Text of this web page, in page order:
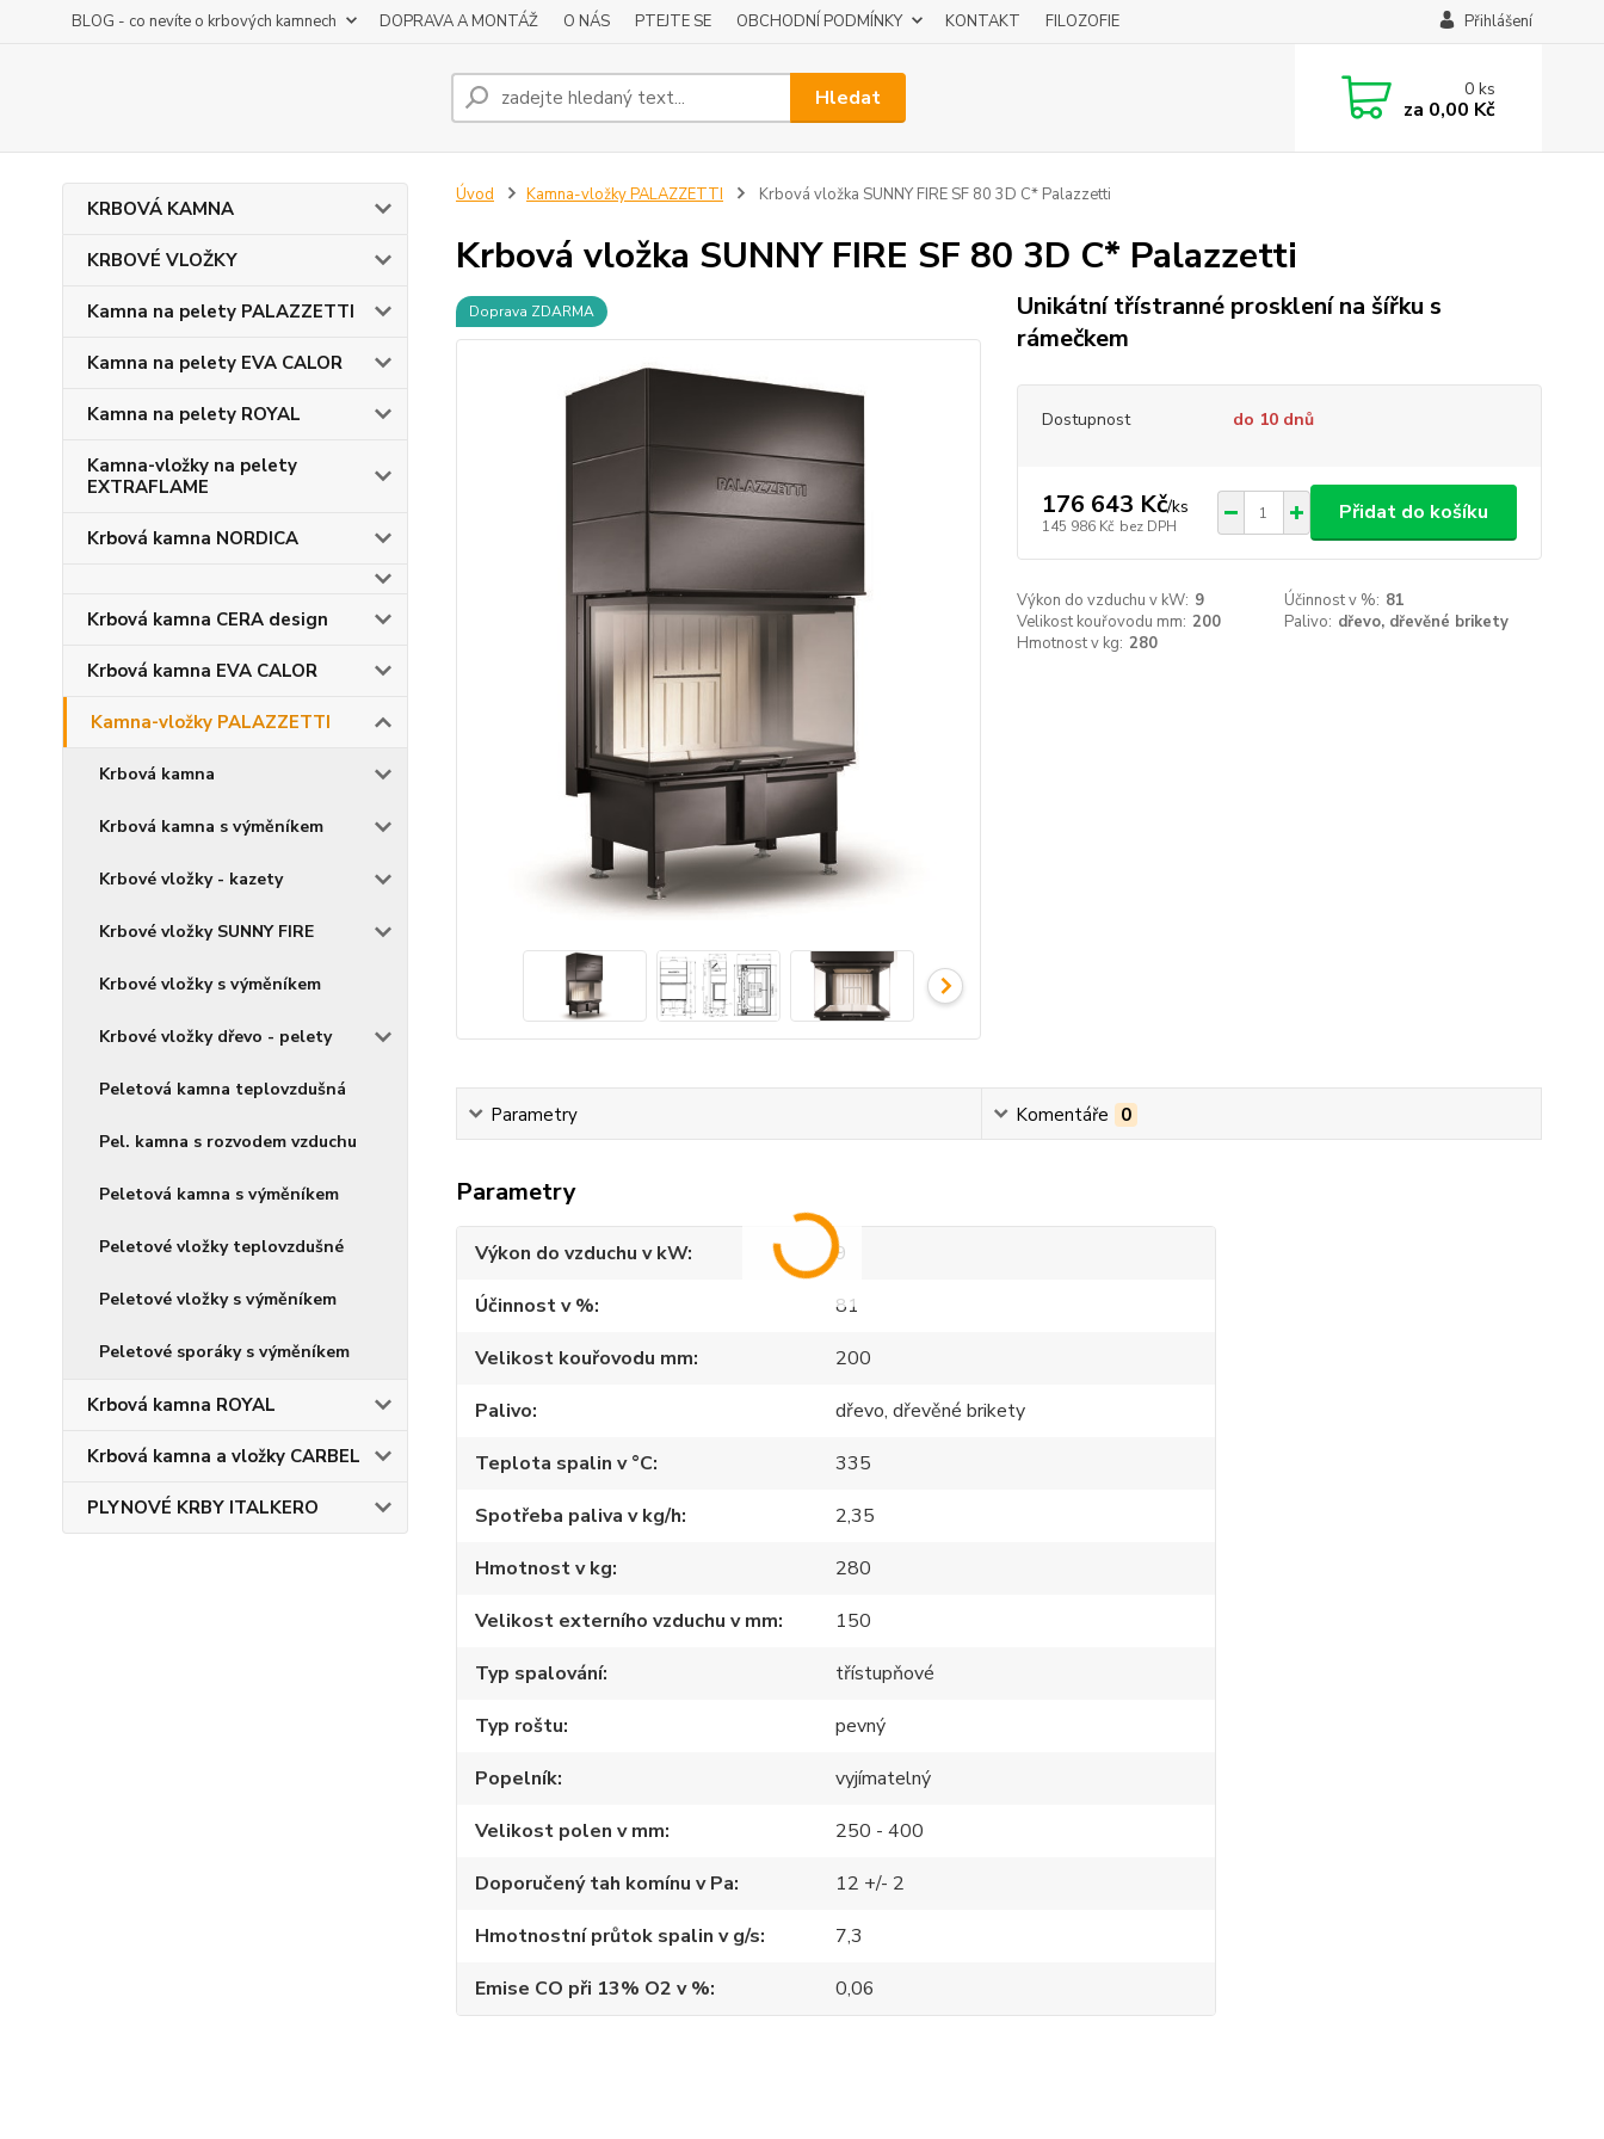
BLOG - co nevíte o krbových kamnech DOPRAVA A MONTÁŽ O NÁS PTEJTE SE OBCHODNÍ PODMÍNKY KONTAKT FILOZOFIE Přihlášení
Hledat 0ks
za 0,00 Kč
KRBOVÁ KAMNA
KRBOVÉ VLOŽKY
Kamna na pelety PALAZZETTI
Kamna na pelety EVA CALOR
Kamna na pelety ROYAL
Kamna-vložky na pelety
EXTRAFLAME
Krbová kamna NORDICA
Krbová kamna CERA design
Krbová kamna EVA CALOR
Kamna-vložky PALAZZETTI
Krbová kamna
Krbová kamna s výměníkem
Krbové vložky - kazety
Krbové vložky SUNNY FIRE
Krbové vložky s výměníkem
Krbové vložky dřevo - pelety
Peletová kamna teplovzdušná
Pel. kamna s rozvodem vzduchu
Peletová kamna s výměníkem
Peletové vložky teplovzdušné
Peletové vložky s výměníkem
Peletové sporáky s výměníkem
Krbová kamna ROYAL
Krbová kamna a vložky CARBEL
PLYNOVÉ KRBY ITALKERO
Úvod Kamna-vložky PALAZZETTI Krbová vložka SUNNY FIRE SF 80 3D C* Palazzetti
Krbová vložka SUNNY FIRE SF 80 3D C* Palazzetti
Doprava ZDARMA
Unikátní třístranné prosklení na šířku s
rámečkem
Dostupnost do 10 dnů
176 643 Kč/ks
145 986 Kč bez DPH
Přidat do košíku
Výkon do vzduchu v kW: 9 Účinnost v %: 81
Velikost kouřovodu mm: 200 Palivo: dřevo, dřevěné brikety
Hmotnost v kg: 280
Parametry Komentáře 0
Parametry
Výkon do vzduchu v kW
9
Účinnost v %
81
Velikost kouřovodu mm
200
Palivo
dřevo, dřevěné brikety
Teplota spalin v °C
335
Spotřeba paliva v kg/h
2,35
Hmotnost v kg
280
Velikost externího vzduchu v mm
150
Typ spalování
třístupňové
Typ roštu
pevný
Popelník
vyjímatelný
Velikost polen v mm
250 - 400
Doporučený tah komínu v Pa
12 +/- 2
Hmotnostní průtok spalin v g/s
7,3
Emise CO při 13% O2 v %
0,06